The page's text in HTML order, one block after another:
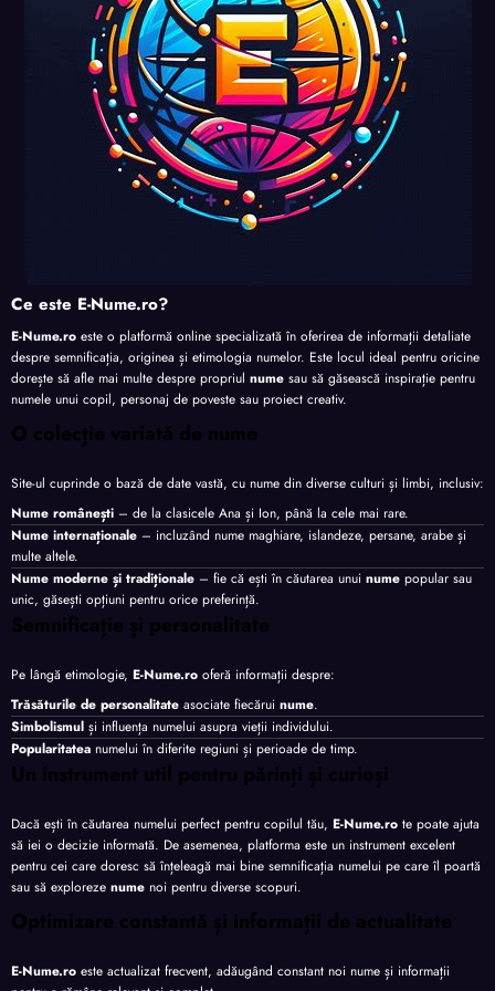
Ce este E-Nume.ro?
E-Nume.ro este o platformă online specializată în oferirea de informații detaliate
despre semnificația, originea și etimologia numelor. Este locul ideal pentru oricine
dorește să afle mai multe despre propriul nume sau să găsească inspirație pentru
numele unui copil, personaj de poveste sau proiect creativ.
O colecție variată de nume
Site-ul cuprinde o bază de date vastă, cu nume din diverse culturi și limbi, inclusiv:
Nume românești – de la clasicele Ana și Ion, până la cele mai rare.
Nume internaționale – incluzând nume maghiare, islandeze, persane, arabe și
multe altele.
Nume moderne și tradiționale – fie că ești în căutarea unui nume popular sau
unic, găsești opțiuni pentru orice preferință.
Semnificație și personalitate
Pe lângă etimologie, E-Nume.ro oferă informații despre:
Trăsăturile de personalitate asociate fiecărui nume.
Simbolismul și influența numelui asupra vieții individului.
Popularitatea numelui în diferite regiuni și perioade de timp.
Un instrument util pentru părinți și curioși
Dacă ești în căutarea numelui perfect pentru copilul tău, E-Nume.ro te poate ajuta
să iei o decizie informată. De asemenea, platforma este un instrument excelent
pentru cei care doresc să înțeleagă mai bine semnificația numelui pe care îl poartă
sau să exploreze nume noi pentru diverse scopuri.
Optimizare constantă și informații de actualitate
E-Nume.ro este actualizat frecvent, adăugând constant noi nume și informații